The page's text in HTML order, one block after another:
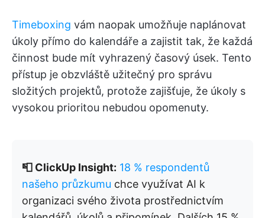
Timeboxing vám naopak umožňuje naplánovat
úkoly přímo do kalendáře a zajistit tak, že každá
činnost bude mít vyhrazený časový úsek. Tento
přístup je obzvláště užitečný pro správu
složitých projektů, protože zajišťuje, že úkoly s
vysokou prioritou nebudou opomenuty.
📮 ClickUp Insight: 18 % respondentů
našeho průzkumu chce využívat AI k
organizaci svého života prostřednictvím